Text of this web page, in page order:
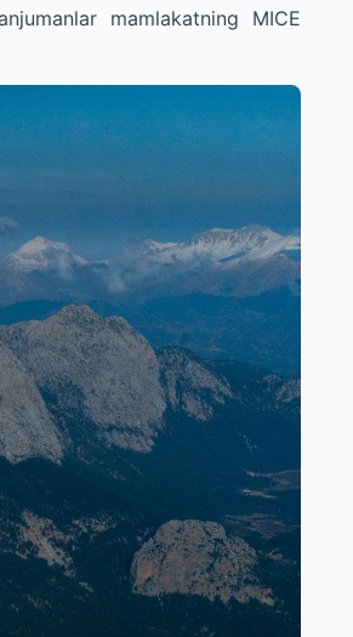
mamlakatning MICE